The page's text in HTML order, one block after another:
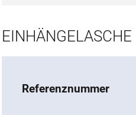
Referenznummer